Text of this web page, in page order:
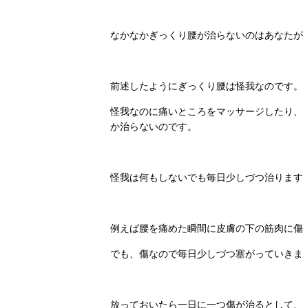
なかなかぎっくり腰が治らないのはあなた
前述したようにぎっくり腰は怪我なのです。
怪我なのに痛いところをマッサージしたり
か治らないのです。
怪我は何もしないでも毎日少しづつ治ります
例えば腰を痛めた瞬間に皮膚の下の筋肉に
でも、傷なので毎日少しづつ塞がっていきま
放っておいたら一日に一つ傷が治るとして